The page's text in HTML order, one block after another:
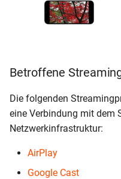
Betroffene
Die folgenden
eine Verbindung mit dem
Netzwerkinfrastruktur:
AirPlay
Google Cast